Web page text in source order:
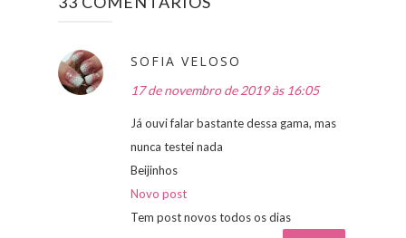
SOFIA VELOSO
17 de novembro de 2019 às 16:05
Já ouvi falar bastante dessa gama, mas
nunca testei nada
Beijinhos
Novo post
Tem post novos todos os dias